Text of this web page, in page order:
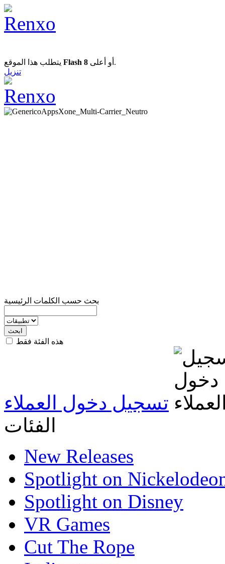
Flash 8
أو أعلى.
تنزيل
بحث حسب الكلمات الرئيسية
هذه الفئة فقط
تسجيل دخول العملاء
الفئات
New Releases
Spotlight on
Spotlight on Disney
VR Games
Cut The Rope